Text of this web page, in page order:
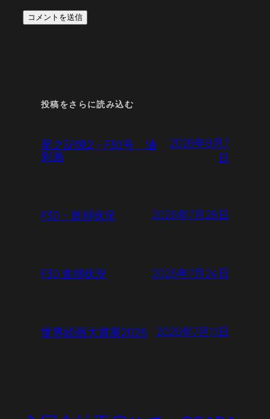
投稿をさらに読み込む
星之記憶2・F30号 油
彩画
2026年8月7
日
F30・進捗状況 2026年7月28日
F30 進捗状況 2026年7月24日
世界絵画大賞展2026 2026年7月11日